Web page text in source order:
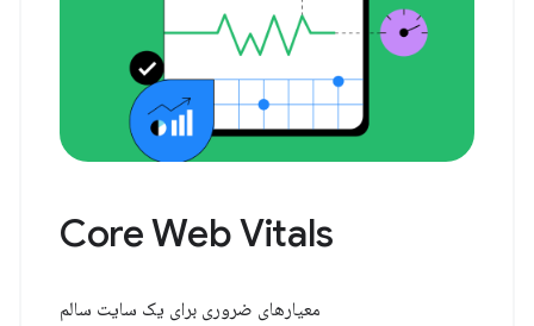
Core Web Vitals
معیارهای ضروری برای یک سایت سالم